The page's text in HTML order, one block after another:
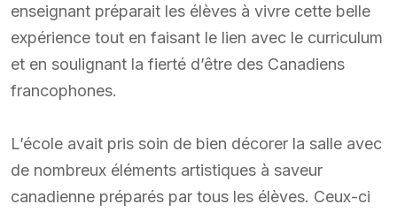
enseignant préparait les élèves à vivre cette belle
expérience tout en faisant le lien avec le curriculum
et en soulignant la fierté d’être des Canadiens
francophones.
L’école avait pris soin de bien décorer la salle avec
de nombreux éléments artistiques à saveur
canadienne préparés par tous les élèves. Ceux-ci